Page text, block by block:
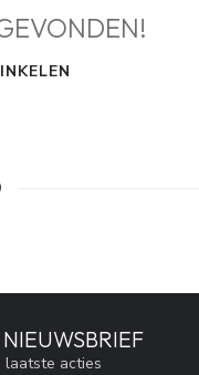
laatste acties